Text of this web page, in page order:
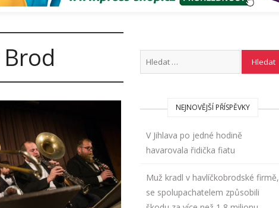
NEJNOVĚJŠÍ PŘÍSPĚVKY
V Jihlava po jedné hodině
havarovala řidička fiatu
Muž kradl v havlíčkobrodské firmě,
se spolupachatelem způsobili